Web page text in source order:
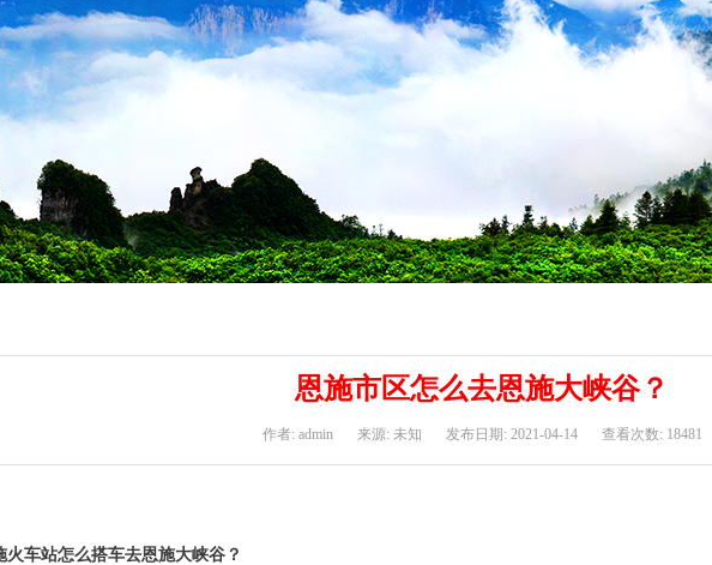
恩施市区怎么去恩施大峡谷？
作者: admin 来源: 未知 发布日期: 2021-04-14 查看次数: 18481
火车站怎么搭车去恩施大峡谷？